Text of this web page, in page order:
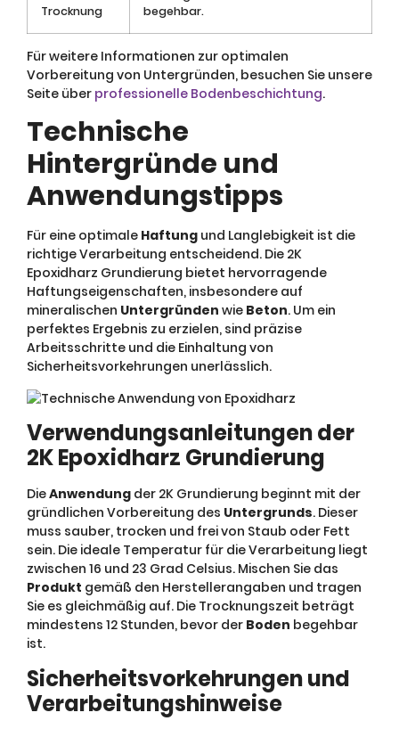
Trocknung
begehbar.
Für weitere Informationen zur optimalen
Vorbereitung von Untergründen, besuchen Sie unsere
Seite über professionelle Bodenbeschichtung.
Technische
Hintergründe und
Anwendungstipps
Für eine optimale Haftung und Langlebigkeit ist die
richtige Verarbeitung entscheidend. Die 2K
Epoxidharz Grundierung bietet hervorragende
Haftungseigenschaften, insbesondere auf
mineralischen Untergründen wie Beton. Um ein
perfektes Ergebnis zu erzielen, sind präzise
Arbeitsschritte und die Einhaltung von
Sicherheitsvorkehrungen unerlässlich.
Verwendungsanleitungen der
2K Epoxidharz Grundierung
DieAnwendung der 2K Grundierung beginnt mit der
gründlichen Vorbereitung des Untergrunds. Dieser
muss sauber, trocken und frei von Staub oder Fett
sein. Die ideale Temperatur für die Verarbeitung liegt
zwischen 16 und 23 Grad Celsius. Mischen Sie das
Produkt gemäß den Herstellerangaben und tragen
Sie es gleichmäßig auf. Die Trocknungszeit beträgt
mindestens 12 Stunden, bevor der Boden begehbar
ist.
Sicherheitsvorkehrungen und
Verarbeitungshinweise